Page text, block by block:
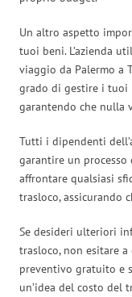
Un altro aspetto
tuoi beni. L’azienda
viaggio da Palermo a
grado di gestire i tuoi
garantendo che nulla
Tutti i dipendenti
garantire un
affrontare qualsiasi
trasloco, assicurando
Se desideri ulteriori
trasloco, non esitare a
preventivo gratuito e
un’idea del costo del